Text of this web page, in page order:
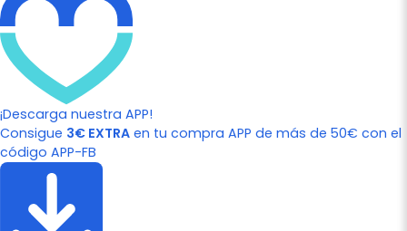
¡Descarga nuestra APP!
Consigue 3€ EXTRA en tu compra APP de más de 50€ con el
código APP-FB